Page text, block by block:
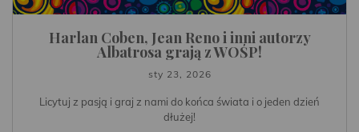
Harlan Coben, Jean Reno i inni autorzy
Albatrosa grają z WOŚP!
sty 23, 2026
Licytuj z pasją i graj z nami do końca świata i o jeden dzień
dłużej!